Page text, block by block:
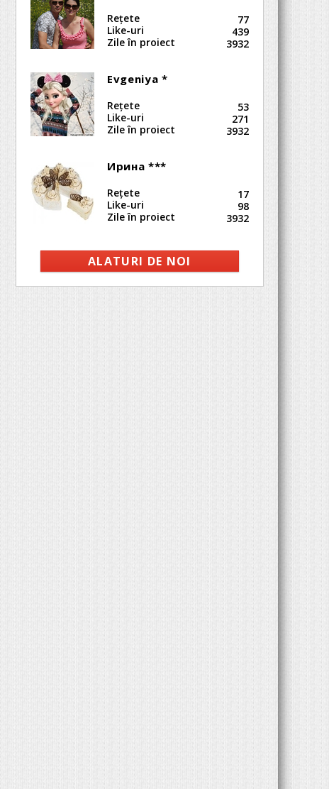
Reţete 77
Like-uri 439
Zile în proiect 3932
Evgeniya *
Reţete 53
Like-uri 271
Zile în proiect 3932
Ирина ***
Reţete 17
Like-uri 98
Zile în proiect 3932
ALATURI DE NOI